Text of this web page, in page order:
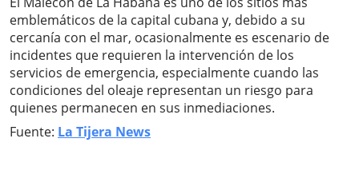
emblemáticos de la capital cubana y, debido a su
cercanía con el mar, ocasionalmente es escenario de
incidentes que requieren la intervención de los
servicios de emergencia, especialmente cuando las
condiciones del oleaje representan un riesgo para
quienes permanecen en sus inmediaciones.
Fuente: La Tijera News